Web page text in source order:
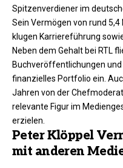
Spitzenverdiener im
Sein Vermögen von rund
klugen Karriereführung
Neben dem Gehalt bei RTL
Buchveröffentlichungen
finanzielles Portfolio ein.
Jahren von der
relevante Figur im
erzielen.
Peter Klöppel
mit anderen